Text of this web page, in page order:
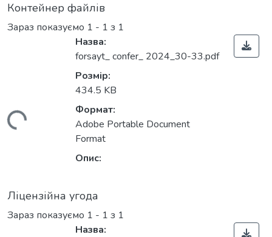
Контейнер файлів
Зараз показуємо 1 - 1 з 1
Назва:
forsayt_ confer_ 2024_30-33.pdf
Розмір:
434.5 KB
Формат:
Adobe Portable Document
Format
Опис:
Ліцензійна угода
Зараз показуємо 1 - 1 з 1
Назва: